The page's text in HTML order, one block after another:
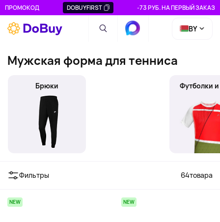
ПРОМОКОД DOBUYFIRST -73 РУБ. НА ПЕРВЫЙ ЗАКАЗ
BY
Мужская форма для тенниса
Брюки Футболки
Фильтры 64товара
NEW NEW